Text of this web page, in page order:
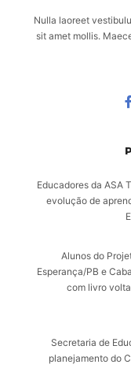
Nulla laoreet
sit amet mollis.
Educadores da ASA
evolução de
Alunos do
Esperança/PB e
com livro
Secretaria de
planejamento do